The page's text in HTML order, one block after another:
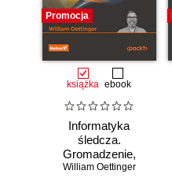
Promocja
książka ebook
Informatyka
śledcza.
Gromadzenie,
analiza i
William Oettinger